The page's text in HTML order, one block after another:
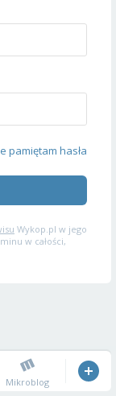
pamiętam hasła
Wykop.pl w jego
w całości,
Mikroblog